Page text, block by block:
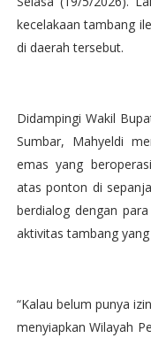
kecelakaan tambang
di daerah tersebut.
Didampingi Wakil
Sumbar, Mahyeldi
emas yang
atas ponton di
berdialog dengan
aktivitas tambang
“Kalau belum punya
menyiapkan Wilayah